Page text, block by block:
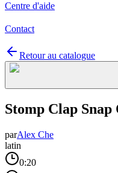
Centre d'aide
Contact
Retour au catalogue
Stomp Clap Snap
parAlex Che
latin
0:20